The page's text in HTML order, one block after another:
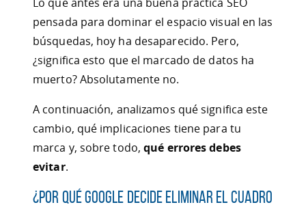
pensada para dominar el espacio visual en las
búsquedas, hoy ha desaparecido. Pero,
¿significa esto que el marcado de datos ha
muerto? Absolutamente no.
A continuación, analizamos qué significa este
cambio, qué implicaciones tiene para tu
marca y, sobre todo,qué errores debes
evitar.
¿Por qué Google decide eliminar el cuadro